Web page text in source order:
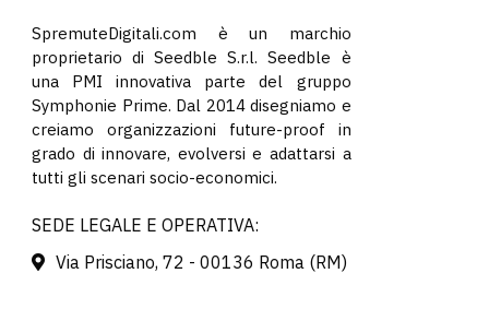
SpremuteDigitali.com è un marchio
proprietario di Seedble S.r.l. Seedble è
una PMI innovativa parte del gruppo
Symphonie Prime. Dal 2014 disegniamo e
creiamo organizzazioni future-proof in
grado di innovare, evolversi e adattarsi a
tutti gli scenari socio-economici.
SEDE LEGALE E OPERATIVA:
Via Prisciano, 72 - 00136 Roma (RM)